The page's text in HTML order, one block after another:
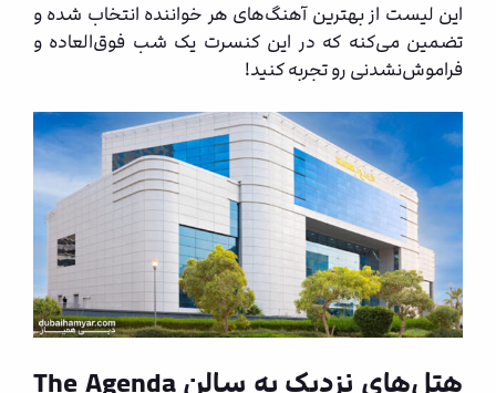
این لیست از بهترین آهنگ‌های هر خواننده انتخاب شده و
تضمین می‌کنه که در این کنسرت یک شب فوق‌العاده و
فراموش‌نشدنی رو تجربه کنید!
هتل‌های نزدیک به سالن The Agenda